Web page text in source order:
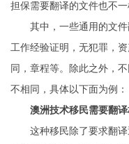
担保需要翻译的文件也不一
其中，一些通用的文件
工作经验证明，无犯罪，
同，章程等。除此之外，
不相同，具体以下面为例：
澳洲技术移民需要翻译
这种移民除了要求翻译